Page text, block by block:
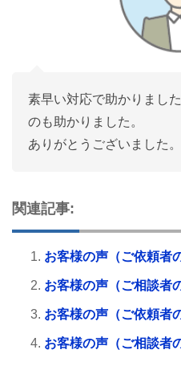
素早い対応で助かりまし
のも助かりました。
ありがとうございました。
関連記事:
お客様の声（ご依頼者
お客様の声（ご相談者
お客様の声（ご依頼者
お客様の声（ご相談者